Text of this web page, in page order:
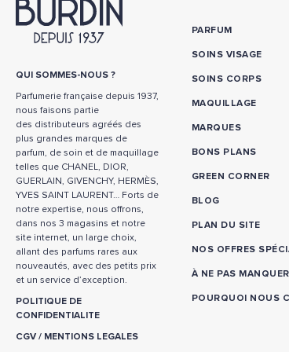
QUI SOMMES-NOUS ?
Parfumerie française depuis 1937,
nous faisons partie
des distributeurs agréés des
plus grandes marques de
parfum, de soin et de maquillage
telles que CHANEL, DIOR,
GUERLAIN, GIVENCHY, HERMÈS,
YVES SAINT LAURENT… Forts de
notre expertise, nous offrons,
dans nos 3 magasins et notre
site internet, un large choix,
allant des parfums rares aux
nouveautés, avec des petits prix
et un service d’exception.
POLITIQUE DE
CONFIDENTIALITE
CGV / MENTIONS LEGALES
PARFUM
SOINS VISAGE
SOINS CORPS
MAQUILLAGE
MARQUES
BONS PLANS
GREEN CORNER
BLOG
PLAN DU SITE
NOS OFFRES
À NE PAS
POURQUOI NOUS